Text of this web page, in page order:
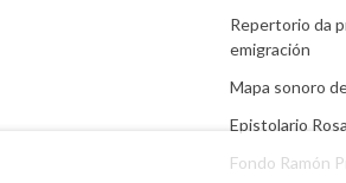
Repertorio da
emigración
Mapa sonoro
Epistolario
Fondo Ramón